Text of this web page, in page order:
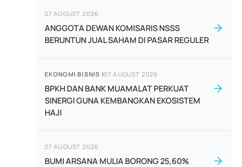
07 AUGUST 2026
ANGGOTA DEWAN KOMISARIS NSSS
BERUNTUN JUAL SAHAM DI PASAR REGULER
EKONOMI BISNIS |07 AUGUST 2026
BPKH DAN BANK MUAMALAT PERKUAT
SINERGI GUNA KEMBANGKAN EKOSISTEM
HAJI
07 AUGUST 2026
BUMI ARSANA MULIA BORONG 25,60%